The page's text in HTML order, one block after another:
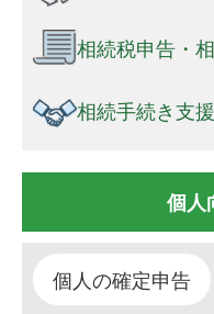
相続税申告・
相続手続き支
個人
個人の確定申告